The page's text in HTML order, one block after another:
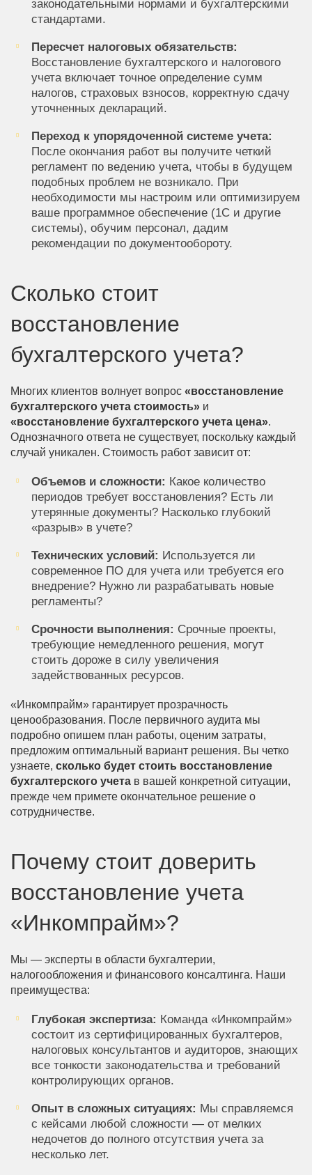
законодательными нормами и бухгалтерскими
стандартами.
Пересчет налоговых обязательств:
Восстановление бухгалтерского и налогового
учета включает точное определение сумм
налогов, страховых взносов, корректную сдачу
уточненных деклараций.
Переход к упорядоченной системе учета:
После окончания работ вы получите четкий
регламент по ведению учета, чтобы в будущем
подобных проблем не возникало. При
необходимости мы настроим или оптимизируем
ваше программное обеспечение (1С и другие
системы), обучим персонал, дадим
рекомендации по документообороту.
Сколько стоит
восстановление
бухгалтерского учета?
Многих клиентов волнует вопрос «восстановление
бухгалтерского учета стоимость» и
«восстановление бухгалтерского учета цена».
Однозначного ответа не существует, поскольку каждый
случай уникален. Стоимость работ зависит от:
Объемов и сложности: Какое количество
периодов требует восстановления? Есть ли
утерянные документы? Насколько глубокий
«разрыв» в учете?
Технических условий: Используется ли
современное ПО для учета или требуется его
внедрение? Нужно ли разрабатывать новые
регламенты?
Срочности выполнения: Срочные проекты,
требующие немедленного решения, могут
стоить дороже в силу увеличения
задействованных ресурсов.
«Инкомпрайм» гарантирует прозрачность
ценообразования. После первичного аудита мы
подробно опишем план работы, оценим затраты,
предложим оптимальный вариант решения. Вы четко
узнаете, сколько будет стоить восстановление
бухгалтерского учета в вашей конкретной ситуации,
прежде чем примете окончательное решение о
сотрудничестве.
Почему стоит доверить
восстановление учета
«Инкомпрайм»?
Мы — эксперты в области бухгалтерии,
налогообложения и финансового консалтинга. Наши
преимущества:
Глубокая экспертиза: Команда «Инкомпрайм»
состоит из сертифицированных бухгалтеров,
налоговых консультантов и аудиторов, знающих
все тонкости законодательства и требований
контролирующих органов.
Опыт в сложных ситуациях: Мы справляемся
с кейсами любой сложности — от мелких
недочетов до полного отсутствия учета за
несколько лет.